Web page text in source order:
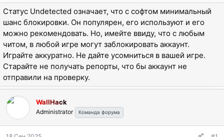
р
т
е
м
н
а
ч
а
л
а
Статус Undetected означает, что с софтом минимальный
шанс блокировки. Он популярен, его используют и его
можно рекомендовать. Но, имейте ввиду, что с любым
читом, в любой игре могут заблокировать аккаунт.
Играйте аккуратно. Не дайте усомниться в вашей игре.
Старайте не получать репорты, что бы аккаунт не
отправили на проверку.
WallHack
Administrator Команда форума